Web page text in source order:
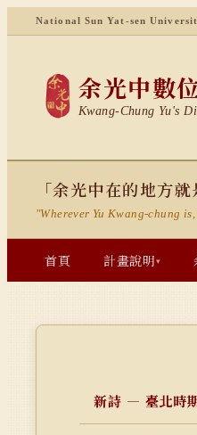
National Sun Yat-sen
余光中數
Kwang-Chung Yu's
「余光中在的地方就
"Wherever Yu Kwang-chung
首頁 計畫說明▾
新詩 — 臺北時